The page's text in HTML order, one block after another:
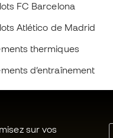
FC Barcelona
Atlético de Madrid
thermiques
d’entraînement
sur vos